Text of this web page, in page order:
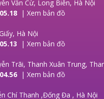
Văn Cừ, Long Biên, Hà Nội
| Xem bản đồ
Hà Nội
| Xem bản đồ
Trãi, Thanh Xuân Trung,
| Xem bản đồ
Chí Thanh ,Đống Đa , Hà Nội